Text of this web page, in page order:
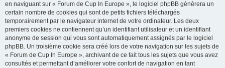
en naviguant sur « Forum de Cup In Europe », le logiciel phpBB génèrera un
certain nombre de cookies qui sont de petits fichiers téléchargés
temporairement par le navigateur internet de votre ordinateur. Les deux
premiers cookies ne contiennent qu’un identifiant utilisateur et un identifiant
anonyme de session qui vous sont automatiquement assignés par le logiciel
phpBB. Un troisième cookie sera créé lors de votre navigation sur les sujets de
« Forum de Cup In Europe », archivant de ce fait tous les sujets que vous avez
consultés et permettant d’améliorer votre confort de navigation en tant